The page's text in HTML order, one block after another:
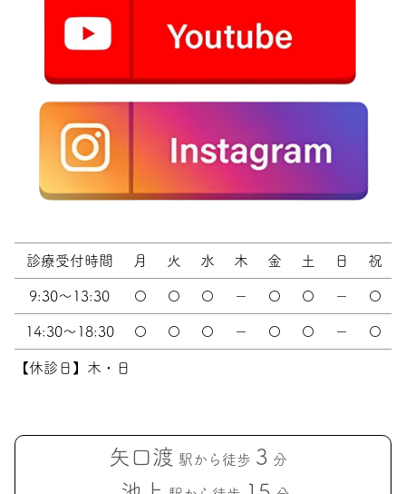
診療受付時間 月 火 水 木 金 土 日 祝
9:30～13:30 〇 〇 〇 － 〇 〇 － 〇
14:30～18:30 〇 〇 〇 － 〇 〇 － 〇
【休診日】木・日
矢口渡 駅から徒歩 3 分